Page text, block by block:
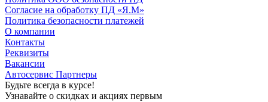
Согласие на обработку ПД «Я.М»
Политика безопасности платежей
О компании
Контакты
Реквизиты
Вакансии
Автосервис Партнеры
Будьте всегда в курсе!
Узнавайте о скидках и акциях первым